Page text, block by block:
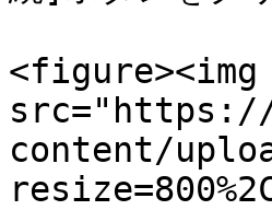
<figure><img
content/